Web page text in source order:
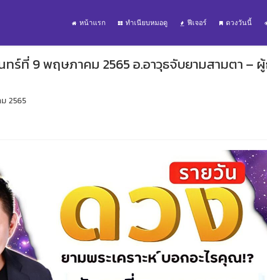
หน้าแรก ทำเนียบหมอดู ฟีเจอร์ ดวงวันนี้
ทร์ที่ 9 พฤษภาคม 2565 อ.อาวุธจับยามสามตา –
2565